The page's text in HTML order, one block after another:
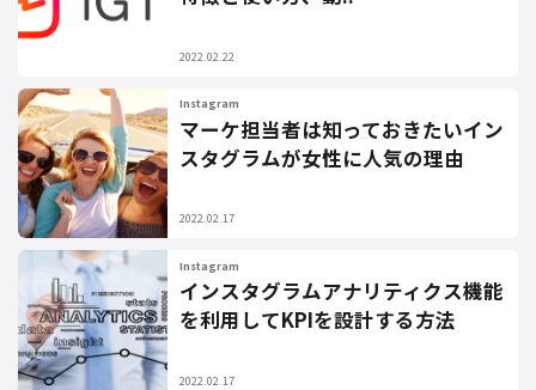
2022.02.22
Instagram
マーケ担当者は知っておきたいイン
スタグラムが女性に人気の理由
2022.02.17
Instagram
インスタグラムアナリティクス機能
を利用してKPIを設計する方法
2022.02.17